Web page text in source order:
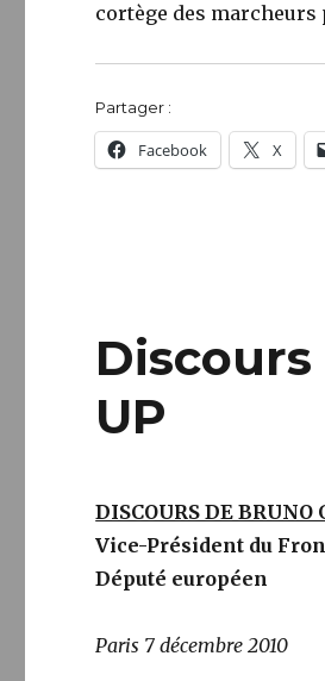
cortège des
Partager :
Facebook X
UP
DISCOURS DE BRUNO
Vice-Président du
Député européen
Paris 7 décembre 2010